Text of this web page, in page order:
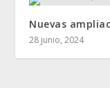
Nuevas
28 junio, 2024